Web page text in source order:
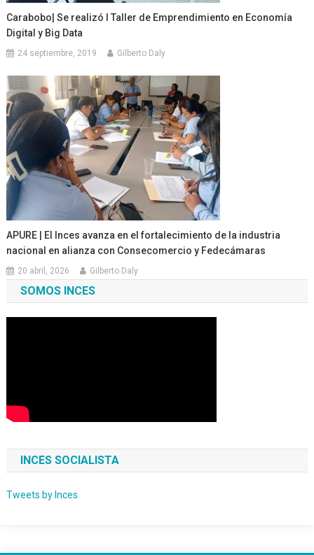
Carabobo| Se realizó I Taller de Emprendimiento en Economía
Digital y Big Data
24 septiembre, 2019 Gilberto Daly
APURE | El Inces avanza en el fortalecimiento de la industria
nacional en alianza con Consecomercio y Fedecámaras
20 abril, 2026 Gilberto Daly
SOMOS INCES
INCES SOCIALISTA
Tweets by Inces